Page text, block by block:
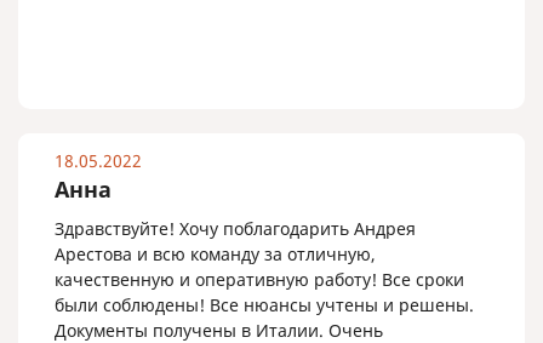
18.05.2022
Анна
Здравствуйте! Хочу поблагодарить Андрея
Арестова и всю команду за отличную,
качественную и оперативную работу! Все сроки
были соблюдены! Все нюансы учтены и решены.
Документы получены в Италии. Очень